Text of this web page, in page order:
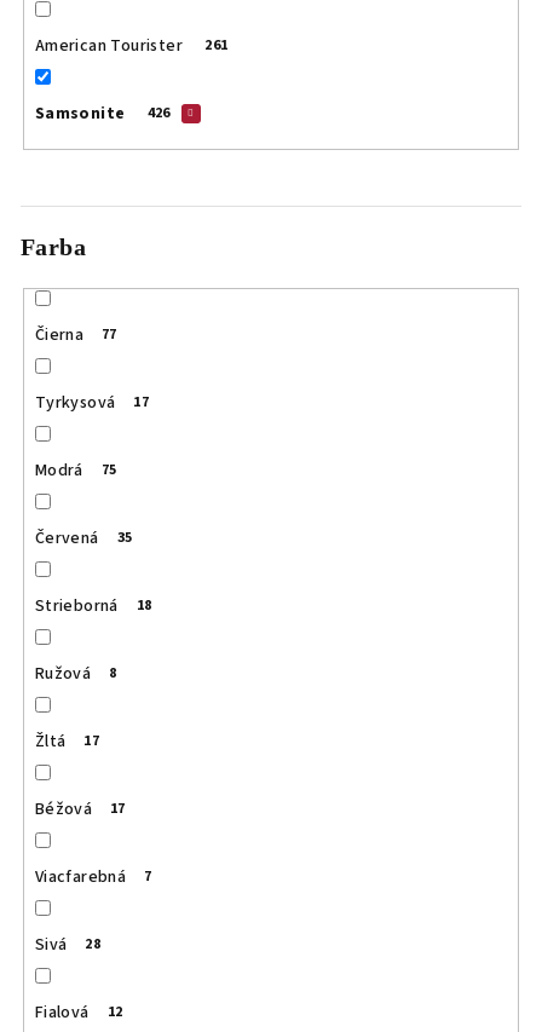
American Tourister 261
Samsonite 426
Farba
Čierna 77
Tyrkysová 17
Modrá 75
Červená 35
Strieborná 18
Ružová 8
Žltá 17
Béžová 17
Viacfarebná 7
Sivá 28
Fialová 12